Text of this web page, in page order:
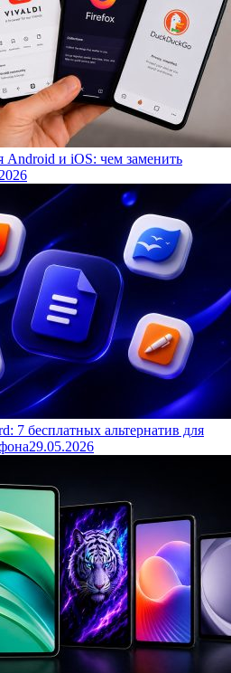
Android и iOS: чем заменить
7 бесплатных альтернатив для
29.05.2026